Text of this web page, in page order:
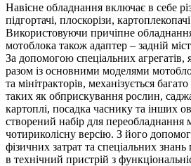
Навісне обладнання включає в себе
підгортачі, плоскорізи,
Використовуючи причіпне
мотоблока також адаптер – задній
За допомогою спеціальних агрегатів,
разом із основними моделями
та мінітракторів, механізується
таких як обприскування рослин,
картоплі, посадка часнику та інших
створений набір для переобладнання
чотириколісну версію. З його
фізичних затрат та спеціальних
в технічний пристрій з